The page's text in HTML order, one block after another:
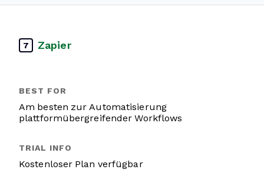
7 Zapier
Am besten zur Automatisierung
plattformübergreifender Workflows
Kostenloser Plan verfügbar